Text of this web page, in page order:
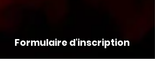
Formulaire d'inscription